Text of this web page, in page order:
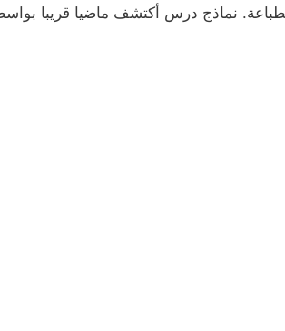
نماذج درس أكتشف ماضيا قريبا